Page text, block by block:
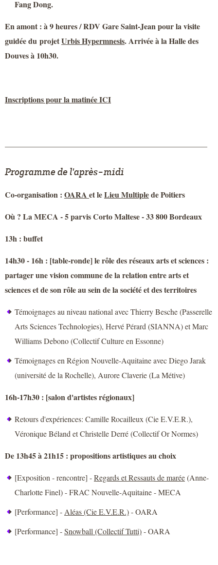
Fang Dong.
En amont : à 9 heures / RDV Gare Saint-Jean pour la visite
guidée du projetUrbis Hypermnesis. Arrivée à la Halle des
Douves à 10h30.
Inscriptions pour la matinée ICI
Programme de l'après-midi
Co-organisation : OARA et leLieu Multiplede Poitiers
Où ? La MECA - 5 parvis Corto Maltese - 33 800 Bordeaux
13h : buffet
14h30 - 16h : [table-ronde] le rôle des réseaux arts et sciences :
partager une vision commune de la relation entre arts et
sciences et de son rôle au sein de la société et des territoires
Témoignages au niveau national avec Thierry Besche (Passerelle
Arts Sciences Technologies), Hervé Pérard (SIANNA) et Marc
Williams Debono (Collectif Culture en Essonne)
Témoignages en Région Nouvelle-Aquitaine avec Diego Jarak
(université de la Rochelle), Aurore Claverie (La Métive)
16h-17h30 : [salon d'artistes régionaux]
Retours d'expériences: Camille Rocailleux (Cie E.V.E.R.),
Véronique Béland et Christelle Derré (Collectif Or Normes)
De 13h45 à 21h15 : propositions artistiques au choix
[Exposition - rencontre] -Regards et Ressauts de marée(Anne-
Charlotte Finel) - FRAC Nouvelle-Aquitaine - MECA
[Performance] - Aléas (Cie E.V.E.R.)- OARA
[Performance] -Snowball (Collectif Tutti)- OARA